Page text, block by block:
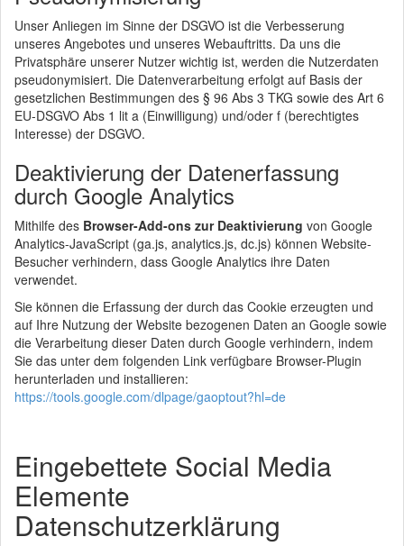
Unser Anliegen im Sinne der DSGVO ist die Verbesserung
unseres Angebotes und unseres Webauftritts. Da uns die
Privatsphäre unserer Nutzer wichtig ist, werden die Nutzerdaten
pseudonymisiert. Die Datenverarbeitung erfolgt auf Basis der
gesetzlichen Bestimmungen des § 96 Abs 3 TKG sowie des Art 6
EU-DSGVO Abs 1 lit a (Einwilligung) und/oder f (berechtigtes
Interesse) der DSGVO.
Deaktivierung der Datenerfassung
durch Google Analytics
Mithilfe des Browser-Add-ons zur Deaktivierung von Google
Analytics-JavaScript (ga.js, analytics.js, dc.js) können Website-
Besucher verhindern, dass Google Analytics ihre Daten
verwendet.
Sie können die Erfassung der durch das Cookie erzeugten und
auf Ihre Nutzung der Website bezogenen Daten an Google sowie
die Verarbeitung dieser Daten durch Google verhindern, indem
Sie das unter dem folgenden Link verfügbare Browser-Plugin
herunterladen und installieren:
https://tools.google.com/dlpage/gaoptout?hl=de
Eingebettete Social Media
Elemente
Datenschutzerklärung